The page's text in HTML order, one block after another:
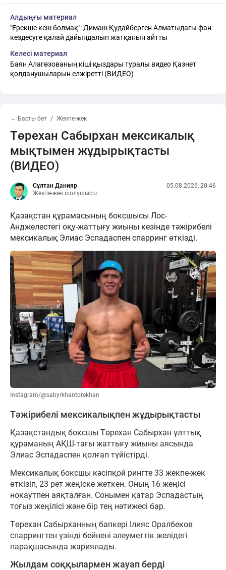
Алдыңғы материал
"Ерекше кеш болмақ": Димаш Құдайберген Алматыдағы фан-
кездесуге қалай дайындалып жатқанын айтты
Келесі материал
Баян Алагөзованың кіші қыздары туралы видео Қазнет
қолданушыларын елжіретті (ВИДЕО)
← Басты бет Жекпе-жек
Төрехан Сабырхан мексикалық
мықтымен жұдырықтасты
(ВИДЕО)
Сұлтан Данияр
Жекпе-жек шолушысы
05.08.2026, 20:46
Қазақстан құрамасының боксшысы Лос-
Анджелестегі оқу-жаттығу жиыны кезінде тәжірибелі
мексикалық Элиас Эспадаспен спарринг өткізді.
Instagram/@sabyrkhantorekhan
Тәжірибелі мексикалықпен жұдырықтасты
Қазақстандық боксшы Төрехан Сабырхан ұлттық
құраманың АҚШ-тағы жаттығу жиыны аясында
Элиас Эспадаспен қолғап түйістірді.
Мексикалық боксшы кәсіпқой рингте 33 жекпе-жек
өткізіп, 23 рет жеңіске жеткен. Оның 16 жеңісі
нокаутпен аяқталған. Сонымен қатар Эспадастың
тоғыз жеңілісі және бір тең нәтижесі бар.
Төрехан Сабырханның бапкері Ілияс Оралбеков
спаррингтен үзінді бейнені әлеуметтік желідегі
парақшасында жариялады.
Жылдам соққылармен жауап берді